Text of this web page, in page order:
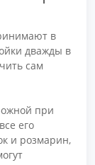
в
дважды в
сам
при
его
и розмарин,